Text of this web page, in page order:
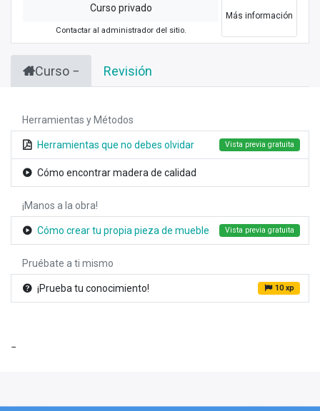
Curso privado
Contactar al administrador del sitio.
Más información
Curso Revisión
Herramientas y Métodos
Herramientas que no debes olvidar Vista previa gratuita
Cómo encontrar madera de calidad
¡Manos a la obra!
Cómo crear tu propia pieza de mueble Vista previa gratuita
Pruébate a ti mismo
¡Prueba tu conocimiento! 10 xp